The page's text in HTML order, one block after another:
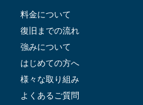
料金について
復旧までの流れ
強みについて
はじめての方へ
様々な取り組み
よくあるご質問